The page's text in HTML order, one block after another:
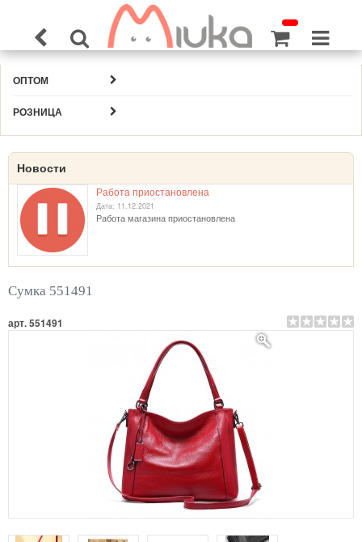
ОПТОМ
РОЗНИЦА
Новости
Работа приостановлена
Дата: 11.12.2021
Работа магазина приостановлена
Сумка 551491
арт. 551491